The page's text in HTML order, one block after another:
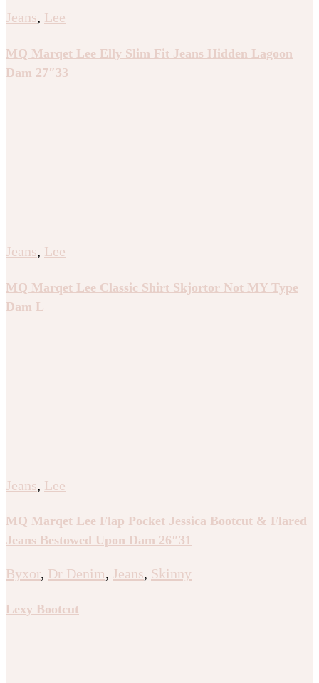
Jeans, Lee
MQ Marqet Lee Elly Slim Fit Jeans Hidden Lagoon
Dam 27″33
Jeans, Lee
MQ Marqet Lee Classic Shirt Skjortor Not MY Type
Dam L
Jeans, Lee
MQ Marqet Lee Flap Pocket Jessica Bootcut & Flared
Jeans Bestowed Upon Dam 26″31
Byxor, Dr Denim, Jeans, Skinny
Lexy Bootcut